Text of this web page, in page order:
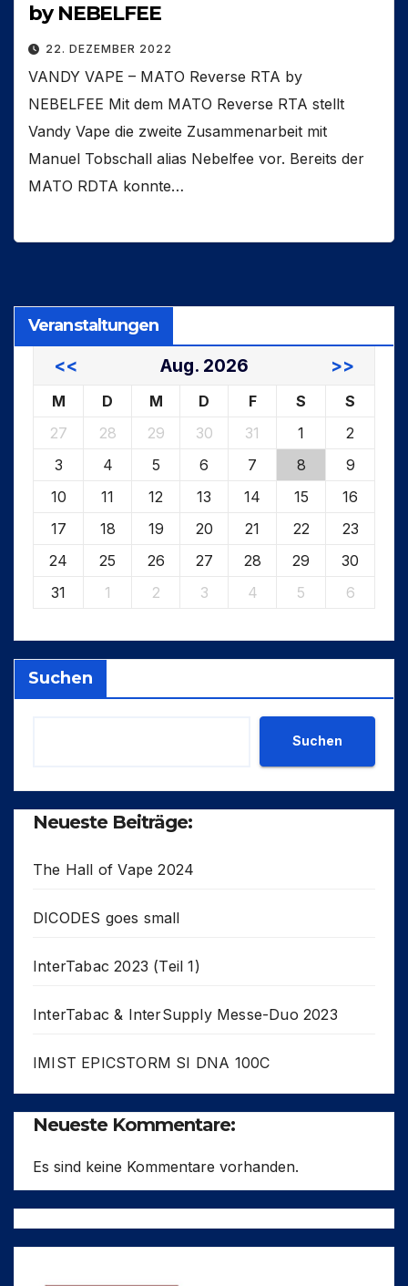
by NEBELFEE
22. DEZEMBER 2022
VANDY VAPE – MATO Reverse RTA by
NEBELFEE Mit dem MATO Reverse RTA stellt
Vandy Vape die zweite Zusammenarbeit mit
Manuel Tobschall alias Nebelfee vor. Bereits der
MATO RDTA konnte…
Veranstaltungen
<< Aug. 2026 >>
M D M D F S
S
27
28 29 30 31 1
2
3
4 5 6 7 8
9
10
11 12 13 14 15
16
17
18 19 20 21 22
23
24
25 26 27 28 29
30
31
1 2 3 4 5 6
Suchen
Suchen
Neueste Beiträge:
The Hall of Vape 2024
DICODES goes small
InterTabac 2023 (Teil 1)
InterTabac & InterSupply Messe-Duo 2023
IMIST EPICSTORM SI DNA 100C
Neueste Kommentare:
Es sind keine Kommentare vorhanden.